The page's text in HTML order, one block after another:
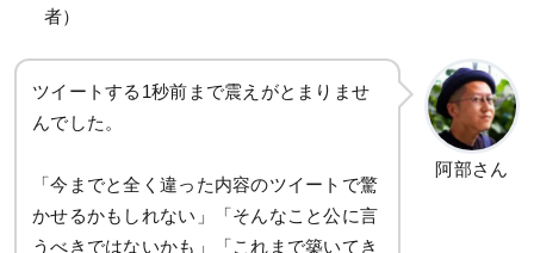
者）
ツイートする1秒前まで震えがとまりませ
んでした。
「今までと全く違った内容のツイートで驚
かせるかもしれない」「そんなこと公に言
うべきではないかも」「これまで築いてき
阿部さん